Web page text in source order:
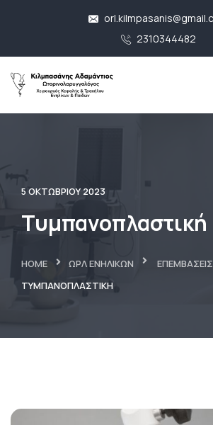
2310344482
5 ΟΚΤΩΒΡΊΟΥ 2023
Τυμπανοπλαστική
HOME ΩΡΛ ΕΝΗΛΊΚΩΝ
ΕΠΕΜΒΆΣΕΙΣ
ΤΥΜΠΑΝΟΠΛΑΣΤΙΚΉ